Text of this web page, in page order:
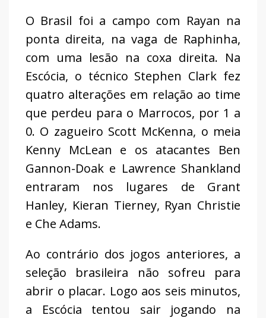
O Brasil foi a campo com Rayan na
ponta direita, na vaga de Raphinha,
com uma lesão na coxa direita. Na
Escócia, o técnico Stephen Clark fez
quatro alterações em relação ao time
que perdeu para o Marrocos, por 1 a
0. O zagueiro Scott McKenna, o meia
Kenny McLean e os atacantes Ben
Gannon-Doak e Lawrence Shankland
entraram nos lugares de Grant
Hanley, Kieran Tierney, Ryan Christie
e Che Adams.
Ao contrário dos jogos anteriores, a
seleção brasileira não sofreu para
abrir o placar. Logo aos seis minutos,
a Escócia tentou sair jogando na